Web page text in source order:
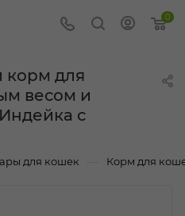
0
корм для
весом и
с
для кошек Корм для